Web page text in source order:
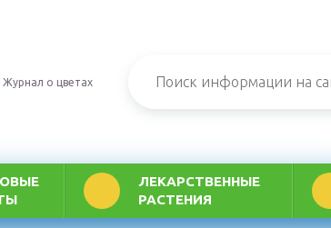
Журнал о цветах
ЛЕКАРСТВЕННЫЕ
РАСТЕНИЯ